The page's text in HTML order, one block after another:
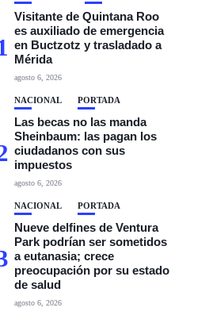
Visitante de Quintana Roo
es auxiliado de emergencia
en Buctzotz y trasladado a
Mérida
agosto 6, 2026
NACIONAL PORTADA
Las becas no las manda
Sheinbaum: las pagan los
ciudadanos con sus
impuestos
agosto 6, 2026
NACIONAL PORTADA
Nueve delfines de Ventura
Park podrían ser sometidos
a eutanasia; crece
preocupación por su estado
de salud
agosto 6, 2026